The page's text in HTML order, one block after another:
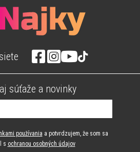
súťaže a novinky
používania a potvrdzujem, že som sa
s ochranou osobných údajov